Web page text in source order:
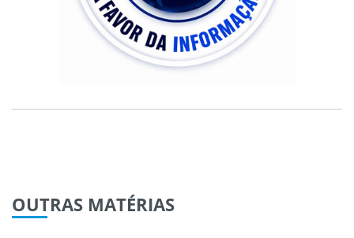
OUTRAS MATÉRIAS